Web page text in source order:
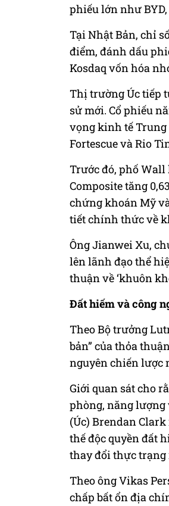
phiếu lớn như BYD,
Tại Nhật Bản, chỉ
điểm, đánh dấu
Kosdaq vốn hóa
Thị trường Úc tiếp
sử mới. Cổ phiếu
vọng kinh tế Trung
Fortescue và Rio
Trước đó, phố Wall
Composite tăng
chứng khoán Mỹ
tiết chính thức về
Ông Jianwei Xu,
lên lãnh đạo thể
thuận về ‘khuôn
Đất hiếm và công
Theo Bộ trưởng
bản” của thỏa
nguyên chiến lược
Giới quan sát cho
phòng, năng lượng
(Úc) Brendan
thế độc quyền đất
thay đổi thực trạng
Theo ông Vikas
chấp bất ổn địa